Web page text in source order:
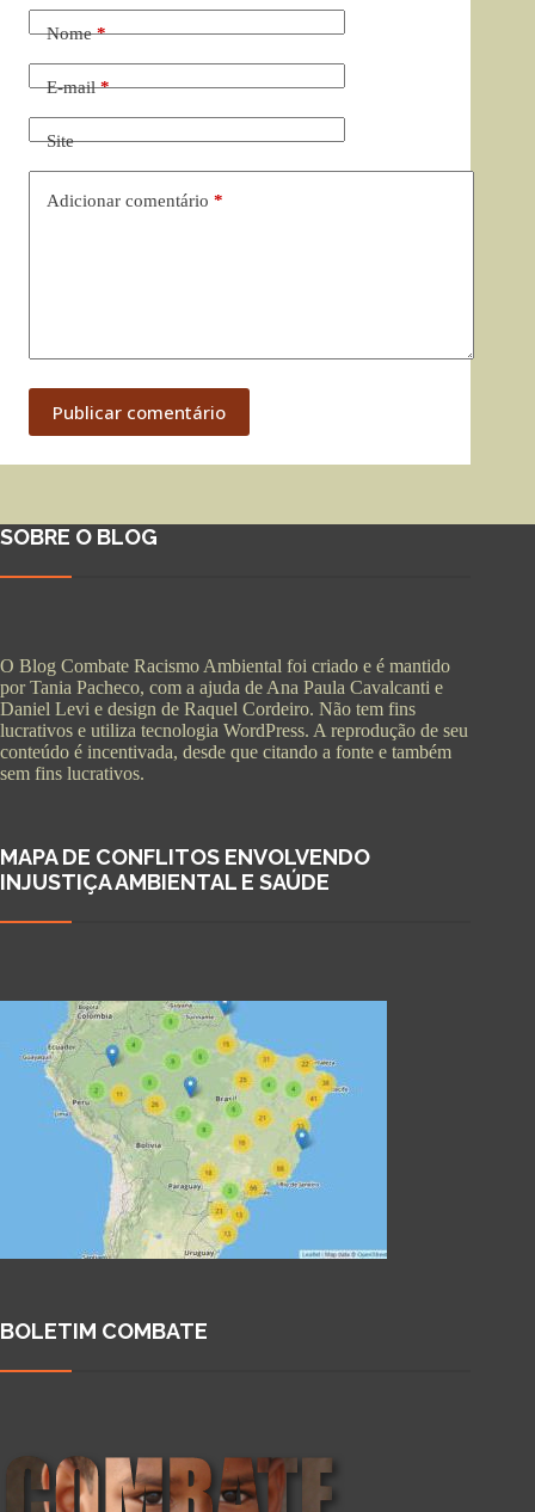
Nome*
E-mail*
Site
Adicionar comentário *
Publicar comentário
SOBRE O BLOG
O Blog Combate Racismo Ambiental foi criado e é mantido
por Tania Pacheco, com a ajuda de Ana Paula Cavalcanti e
Daniel Levi e design de Raquel Cordeiro. Não tem fins
lucrativos e utiliza tecnologia WordPress. A reprodução de seu
conteúdo é incentivada, desde que citando a fonte e também
sem fins lucrativos.
MAPA DE CONFLITOS ENVOLVENDO
INJUSTIÇA AMBIENTAL E SAÚDE
BOLETIM COMBATE